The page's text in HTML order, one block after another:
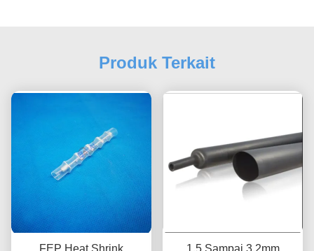
Produk Terkait
FEP Heat Shrink
1.5 Sampai 3.2mm